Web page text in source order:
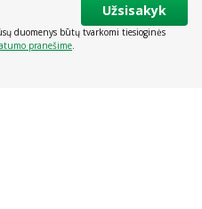
Užsisakyk
duomenys būtų tvarkomi tiesioginės
pranešime.